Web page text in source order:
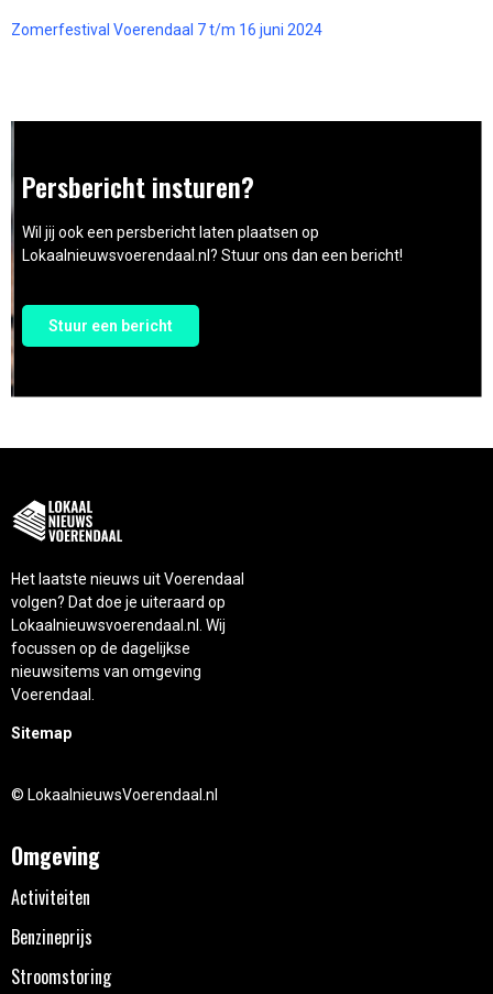
Zomerfestival Voerendaal 7 t/m 16 juni 2024
Persbericht insturen?
Wil jij ook een persbericht laten plaatsen op
Lokaalnieuwsvoerendaal.nl? Stuur ons dan een bericht!
Stuur een bericht
Het laatste nieuws uit Voerendaal
volgen? Dat doe je uiteraard op
Lokaalnieuwsvoerendaal.nl. Wij
focussen op de dagelijkse
nieuwsitems van omgeving
Voerendaal.
Sitemap
© LokaalnieuwsVoerendaal.nl
Omgeving
Activiteiten
Benzineprijs
Stroomstoring